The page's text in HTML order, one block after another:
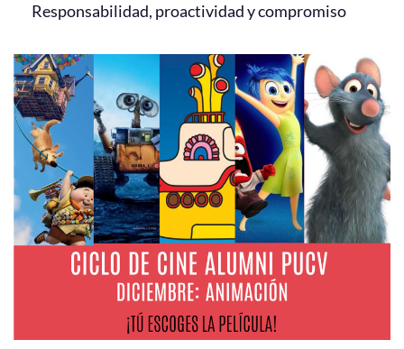
Responsabilidad, proactividad y compromiso